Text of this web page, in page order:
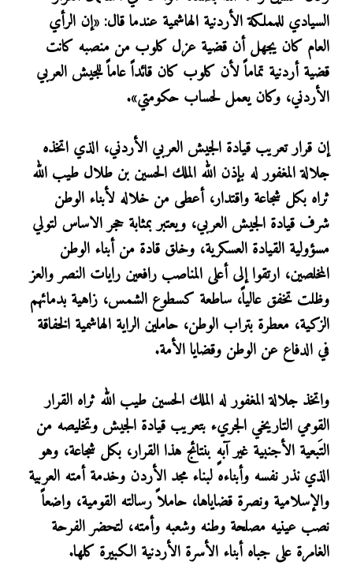
السيادي للمملكة الأردنية الهاشمية عندما قال: «إن الرأي
العام كان يجهل أن قضية عزل كلوب من منصبه كانت
قضية أردنية تماماً لأن كلوب كان قائداً عاماً للجيش العربي
الأردني، وكان يعمل لحساب حكومتي».
إن قرار تعريب قيادة الجيش العربي الأردني، الذي اتخذه
جلالة المغفور له بإذن الله الملك الحسين بن طلال طيب الله
ثراه بكل شجاعة واقتدار، أعطى من خلاله لأبناء الوطن
شرف قيادة الجيش العربي، ويعتبر بمثابة حجر الاساس لتولي
مسؤولية القيادة العسكرية، وخلق قادة من أبناء الوطن
المخلصين، ارتقوا إلى أعلى المناصب رافعين رايات النصر والعز
وظلت تخفق عالياً، ساطعة كسطوع الشمس، زاهية بدمائهم
الزكية، معطرة بتراب الوطن، حاملين الراية الهاشمية الخفاقة
في الدفاع عن الوطن وقضايا الأمة.
واتخذ جلالة المغفور له الملك الحسين طيب الله ثراه القرار
القومي التاريخي الجريء بتعريب قيادة الجيش وتخليصه من
التَبعية الأجنبية غير آبهٍ بنتائج هذا القرار، بكل شجاعة، وهو
الذي نذر نفسه وأبناءه لبناء مجد الأردن وخدمة أمته العربية
والإسلامية ونصرة قضاياها، حاملاً رسالته القومية، واضعاً
نصب عينيه مصلحة وطنه وشعبه وأمته، لتحضر الفرحة
الغامرة على جباه أبناء الأسرة الأردنية الكبيرة كلها.